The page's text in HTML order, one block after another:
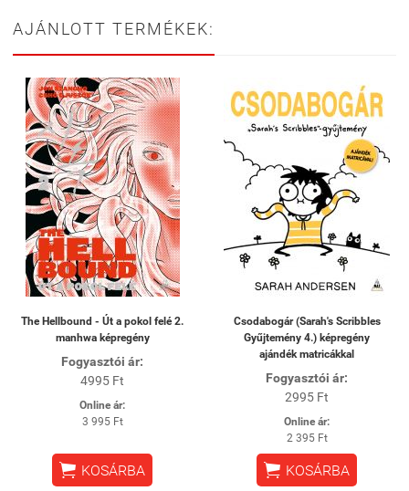
AJÁNLOTT TERMÉKEK:
The Hellbound - Út a pokol felé 2.
manhwa képregény
Fogyasztói ár:
4995 Ft
Online ár:
3 995 Ft
 KOSÁRBA
Csodabogár (Sarah's Scribbles
Gyűjtemény 4.) képregény
ajándék matricákkal
Fogyasztói ár:
2995 Ft
Online ár:
2 395 Ft
 KOSÁRBA